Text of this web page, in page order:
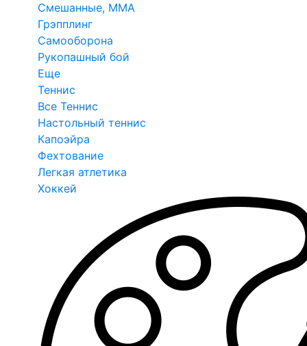
Смешанные, ММА
Грэпплинг
Самооборона
Рукопашный бой
Еще
Теннис
Все Теннис
Настольный теннис
Капоэйра
Фехтование
Легкая атлетика
Хоккей